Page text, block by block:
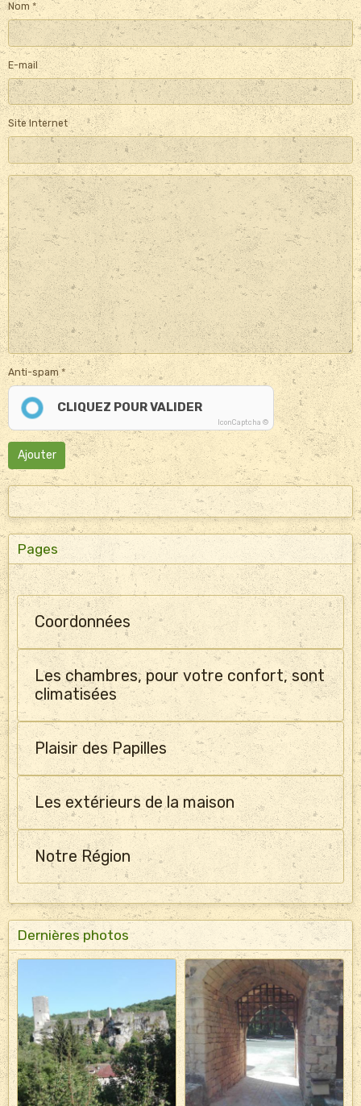
Nom
E-mail
Site Internet
Anti-spam
CLIQUEZ POUR VALIDER
IconCaptcha ©
Ajouter
Pages
Coordonnées
Les chambres, pour votre confort, sont
climatisées
Plaisir des Papilles
Les extérieurs de la maison
Notre Région
Dernières photos